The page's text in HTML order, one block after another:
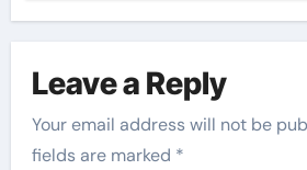
Leave a Reply
Your email address will not be
fields are marked *